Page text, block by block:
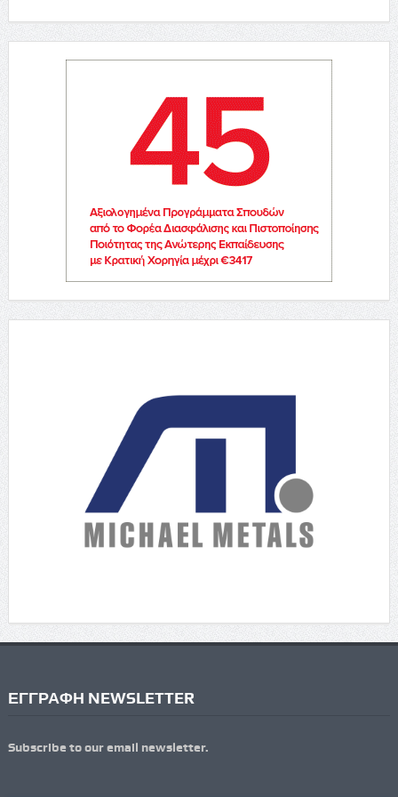
ΕΓΓΡΑΦΗ NEWSLETTER
Subscribe to our email newsletter.